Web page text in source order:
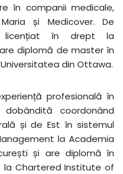
în companii medicale,
și Medicover. De
licențiat în drept la
diplomă de master în
din Ottawa.
profesională în
coordonând
și de Est în sistemul
la Academia
și are diplomă în
la Chartered Institute of